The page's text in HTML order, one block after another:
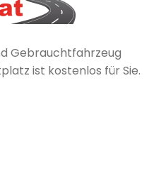
Gebrauchtfahrzeug
ist kostenlos für Sie.